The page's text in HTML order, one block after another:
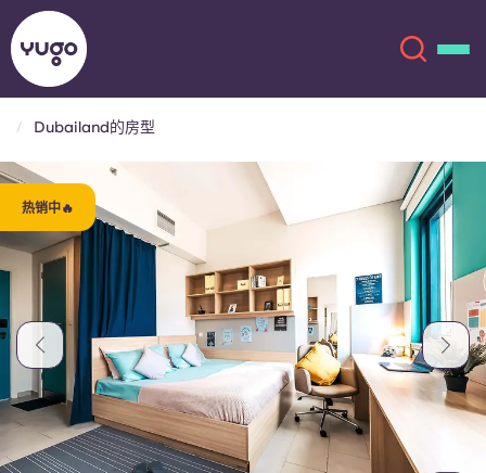
关于我们
地点
更多
账户 语言
English (US)
Chinese Español
Català Deutsch
Italian French
Portuguese
Dubailand的房型
热销中🔥